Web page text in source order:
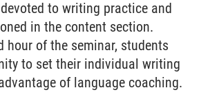
to writing practice and
in the content section.
hour of the seminar, students
to set their individual writing
of language coaching.